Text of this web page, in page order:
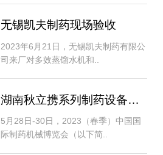
无锡凯夫制药现场验收
2023年6月21日，无锡凯夫制药有限公
司来厂对多效蒸馏水机和..
湖南秋立携系列制药设备产品亮相2023（春季..
5月28日-30日，2023（春季）中国国
际制药机械博览会（以下简..